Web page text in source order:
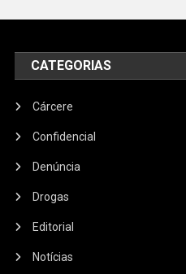
CATEGORIAS
Cárcere
Confidencial
Denúncia
Drogas
Editorial
Notícias